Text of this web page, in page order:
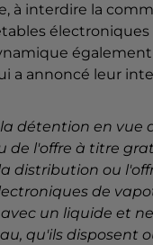
à interdire la
électroniques
également
a annoncé leur
détention en vue
de l'offre à titre
distribution ou
de
un liquide et
qu'ils disposent